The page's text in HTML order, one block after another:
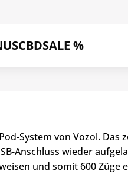
CBDSALE %
System von Vozol.
Anschluss wieder
und somit 600